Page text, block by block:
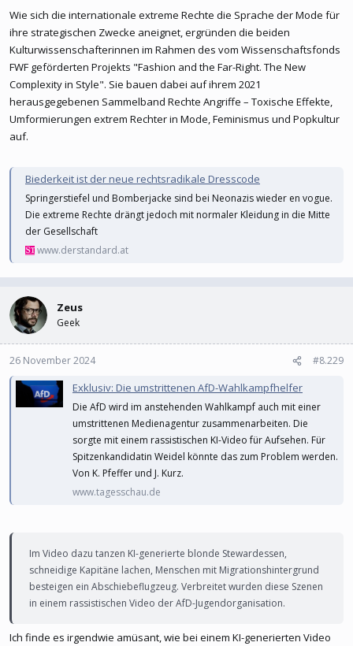
Wie sich die internationale extreme Rechte die Sprache der Mode für
ihre strategischen Zwecke aneignet, ergründen die beiden
Kulturwissenschafterinnen im Rahmen des vom Wissenschaftsfonds
FWF geförderten Projekts "Fashion and the Far-Right. The New
Complexity in Style". Sie bauen dabei auf ihrem 2021
herausgegebenen Sammelband Rechte Angriffe – Toxische Effekte,
Umformierungen extrem Rechter in Mode, Feminismus und Popkultur
auf.
Biederkeit ist der neue rechtsradikale Dresscode
Springerstiefel und Bomberjacke sind bei Neonazis wieder en vogue.
Die extreme Rechte drängt jedoch mit normaler Kleidung in die Mitte
der Gesellschaft
www.derstandard.at
Zeus
Geek
26 November 2024 #8.229
Exklusiv: Die umstrittenen AfD-Wahlkampfhelfer
Die AfD wird im anstehenden Wahlkampf auch mit einer
umstrittenen Medienagentur zusammenarbeiten. Die
sorgte mit einem rassistischen KI-Video für Aufsehen. Für
Spitzenkandidatin Weidel könnte das zum Problem werden.
Von K. Pfeffer und J. Kurz.
www.tagesschau.de
Im Video dazu tanzen KI-generierte blonde Stewardessen,
schneidige Kapitäne lachen, Menschen mit Migrationshintergrund
besteigen ein Abschiebeflugzeug. Verbreitet wurden diese Szenen
in einem rassistischen Video der AfD-Jugendorganisation.
Ich finde es irgendwie amüsant, wie bei einem KI-generierten Video